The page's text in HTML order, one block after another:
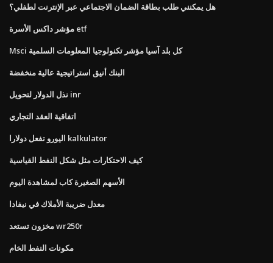
هل يمكنني طلب بطاقة الضمان الاجتماعي عبر الإنترنت لطفلي؟
مؤشر داكس الأسرة etf
Msci كل بلد آسيا مؤشر تكنولوجيا المعلومات السلمية
البنك أنيق استراتيجية عالية منخفضة
نذل الدولار لتحويل inr
اتفاقية العقد التجاري
اليورو تفعل دولارا kalkulator
كيف الاحتكارات مثل شكل النفط القياسية
الأسهم الصغيرة كاب لمشاهدة اليوم
معدل ضريبة الأملاك في نيفادا
مخزون تستعد wr250r
مكونات النفط الخام